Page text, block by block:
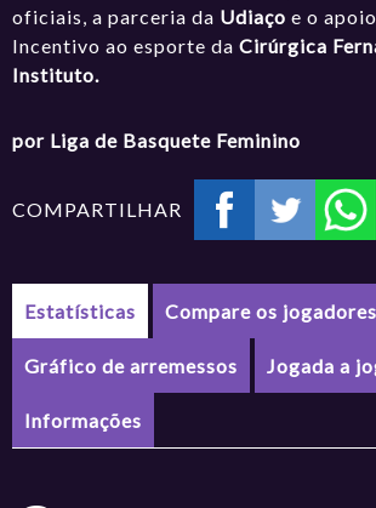
oficiais, a parceria da Udiaço e o
Incentivo ao esporte daCirúrgica
Instituto.
por Liga de Basquete Feminino
COMPARTILHAR
Estatísticas Compare os jogadores
Gráfico de arremessos Jogada a
Informações